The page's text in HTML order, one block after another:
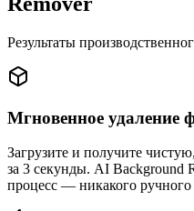
Результаты
Мгновенное удаление
Загрузите и получите
за 3 секунды. AI Background
процесс — никакого